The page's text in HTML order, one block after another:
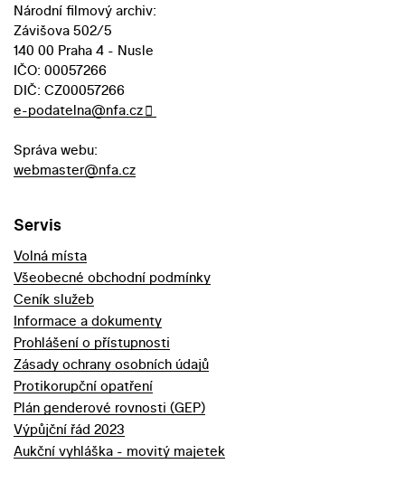
Národní filmový archiv:
Závišova 502/5
140 00 Praha 4 - Nusle
IČO: 00057266
DIČ: CZ00057266
e-podatelna@nfa.cz
Správa webu:
webmaster@nfa.cz
Servis
Volná místa
Všeobecné obchodní podmínky
Ceník služeb
Informace a dokumenty
Prohlášení o přístupnosti
Zásady ochrany osobních údajů
Protikorupční opatření
Plán genderové rovnosti (GEP)
Výpůjční řád 2023
Aukční vyhláška - movitý majetek